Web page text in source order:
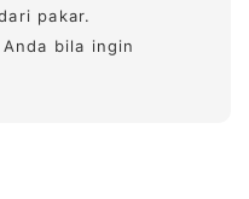
pakar.
bila ingin